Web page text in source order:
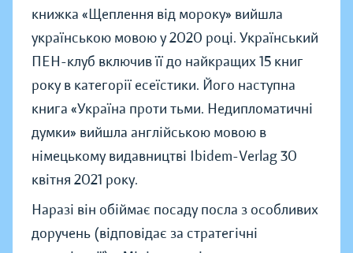
книжка «Щеплення від мороку» вийшла
українською мовою у 2020 році. Український
ПЕН-клуб включив її до найкращих 15 книг
року в категорії есеїстики. Його наступна
книга «Україна проти тьми. Недипломатичні
думки» вийшла англійською мовою в
німецькому видавництві Ibidem-Verlag 30
квітня 2021 року.
Наразі він обіймає посаду посла з особливих
доручень (відповідає за стратегічні